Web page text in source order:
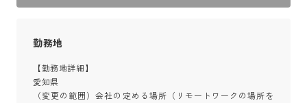
勤務地
【勤務地詳細】
愛知県
（変更の範囲）会社の定める場所（リモートワークの場所を